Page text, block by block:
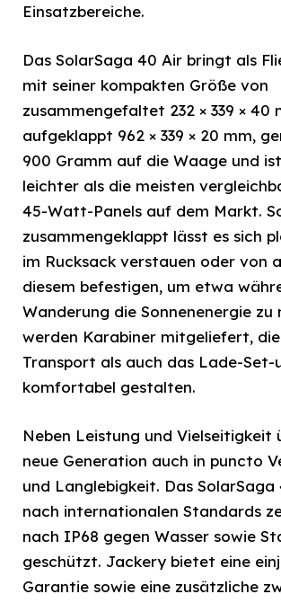
Einsatzbereiche.
Das SolarSaga 40 Air bringt als
mit seiner kompakten Größe von
zusammengefaltet 232 × 339 × 40
aufgeklappt 962 × 339 × 20 mm,
900 Gramm auf die Waage und
leichter als die meisten
45-Watt-Panels auf dem Markt.
zusammengeklappt lässt es sich
im Rucksack verstauen oder von
diesem befestigen, um etwa
Wanderung die Sonnenenergie zu
werden Karabiner mitgeliefert,
Transport als auch das Lade-Set-
komfortabel gestalten.
Neben Leistung und Vielseitigkeit
neue Generation auch in puncto
und Langlebigkeit. Das SolarSaga
nach internationalen Standards
nach IP68 gegen Wasser sowie
geschützt. Jackery bietet eine
Garantie sowie eine zusätzliche